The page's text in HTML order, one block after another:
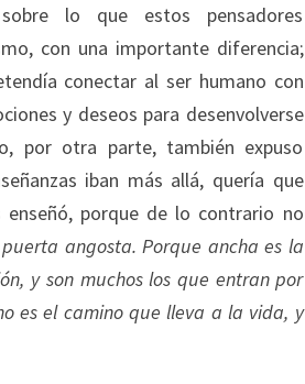
lo que estos pensadores
con una importante diferencia;
conectar al ser humano con
y deseos para desenvolverse
por otra parte, también expuso
iban más allá, quería que
porque de lo contrario no
angosta. Porque ancha es la
y son muchos los que entran por
es el camino que lleva a la vida, y